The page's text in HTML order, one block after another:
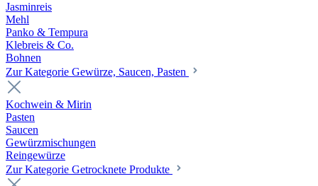
Jasminreis
Mehl
Panko & Tempura
Klebreis & Co.
Bohnen
Zur Kategorie Gewürze, Saucen, Pasten
Kochwein & Mirin
Pasten
Saucen
Gewürzmischungen
Reingewürze
Zur Kategorie Getrocknete Produkte